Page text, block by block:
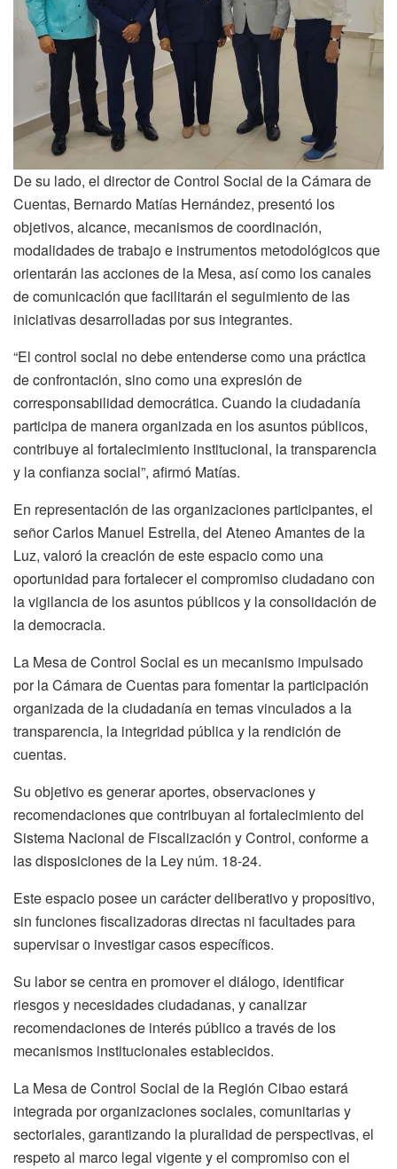
De su lado, el director de Control Social de la Cámara de
Cuentas, Bernardo Matías Hernández, presentó los
objetivos, alcance, mecanismos de coordinación,
modalidades de trabajo e instrumentos metodológicos que
orientarán las acciones de la Mesa, así como los canales
de comunicación que facilitarán el seguimiento de las
iniciativas desarrolladas por sus integrantes.
“El control social no debe entenderse como una práctica
de confrontación, sino como una expresión de
corresponsabilidad democrática. Cuando la ciudadanía
participa de manera organizada en los asuntos públicos,
contribuye al fortalecimiento institucional, la transparencia
y la confianza social”, afirmó Matías.
En representación de las organizaciones participantes, el
señor Carlos Manuel Estrella, del Ateneo Amantes de la
Luz, valoró la creación de este espacio como una
oportunidad para fortalecer el compromiso ciudadano con
la vigilancia de los asuntos públicos y la consolidación de
la democracia.
La Mesa de Control Social es un mecanismo impulsado
por la Cámara de Cuentas para fomentar la participación
organizada de la ciudadanía en temas vinculados a la
transparencia, la integridad pública y la rendición de
cuentas.
Su objetivo es generar aportes, observaciones y
recomendaciones que contribuyan al fortalecimiento del
Sistema Nacional de Fiscalización y Control, conforme a
las disposiciones de la Ley núm. 18-24.
Este espacio posee un carácter deliberativo y propositivo,
sin funciones fiscalizadoras directas ni facultades para
supervisar o investigar casos específicos.
Su labor se centra en promover el diálogo, identificar
riesgos y necesidades ciudadanas, y canalizar
recomendaciones de interés público a través de los
mecanismos institucionales establecidos.
La Mesa de Control Social de la Región Cibao estará
integrada por organizaciones sociales, comunitarias y
sectoriales, garantizando la pluralidad de perspectivas, el
respeto al marco legal vigente y el compromiso con el